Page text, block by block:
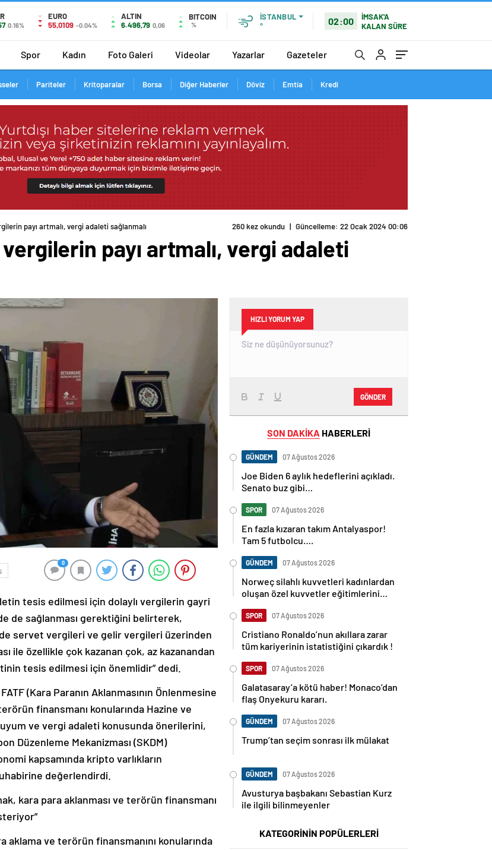
0.16%
EURO
55,0109 -0.04%
ALTIN
6.496,79 0,06
BITCOIN
%
İSTANBUL
°
02:00
İMSAK'A
KALAN SÜRE
Spor Kadın Foto Galeri Videolar Yazarlar Gazeteler
Pariteler Kritoparalar Borsa Diğer Haberler Döviz Emtia Kredi
payı artmalı, vergi adaleti sağlanmalı
payı artmalı, vergi adaleti
0
tesis edilmesi için dolaylı vergilerin gayri
de sağlanması gerektiğini belirterek,
servet vergileri ve gelir vergileri üzerinden
ile özellikle çok kazanan çok, az kazanandan
tesis edilmesi için önemlidir” dedi.
(Kara Paranın Aklanmasının Önlenmesine
finansmanı konularında Hazine ve
uyum ve vergi adaleti konusunda önerilerini,
Düzenleme Mekanizması (SKDM)
kapsamında kripto varlıkların
değerlendirdi.
kara para aklanması ve terörün finansmanı
aklama ve terörün finansmanını konularında
HIZLI YORUM YAP
GÖNDER
SON DAKİKA HABERLERİ
GÜNDEM 07 Ağustos 2026
Joe Biden 6 aylık hedeflerini açıkladı.
Senato buz gibi…
SPOR 07 Ağustos 2026
En fazla kızaran takım Antalyaspor!
Tam 5 futbolcu….
GÜNDEM 07 Ağustos 2026
Norweç silahlı kuvvetleri kadınlardan
oluşan özel kuvvetler eğitimlerini
SPOR 07 Ağustos 2026
Cristiano Ronaldo’nun akıllara zarar
tüm kariyerinin istatistiğini çıkardık !
SPOR 07 Ağustos 2026
Galatasaray’a kötü haber! Monaco’dan
flaş Onyekuru kararı.
GÜNDEM 07 Ağustos 2026
Trump’tan seçim sonrası ilk mülakat
GÜNDEM 07 Ağustos 2026
Avusturya başbakanı Sebastian Kurz
ile ilgili bilinmeyenler
KATEGORİNİN POPÜLERLERİ